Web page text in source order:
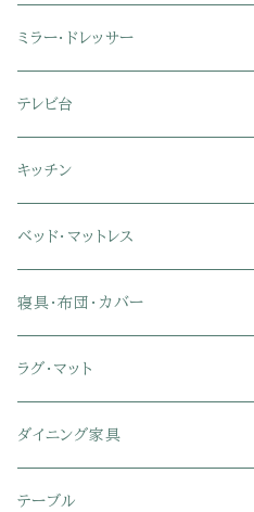
3人掛けソファ
フロアソファ・ローソファ
ソファベッド
カウチソファ・コーナーソファ
リクライニングソファ
スツール・オットマン
クッションソファ
革・レザー・合皮ソファ
2人掛け座椅子
リクライニング座椅子
肘付き座椅子
座椅子カバー
ポケットコイル座椅子
カラーボックス
本棚・書棚
衣類・タンス・チェスト
ハンガーラック
ラック・シェルフ
スチールラック・メタルラック
衣装ケース・壁面収納・ワードローブ
キャビネット・サイドボード
ミラー・ドレッサー
ドレッサー・鏡台
ミラー・スタンドミラー
テレビ台
壁面収納・ハイタイプテレビ台
ミドルタイプテレビ台
ロータイプテレビ台
コーナーテレビ台
伸縮テレビ台
テレビスタンド
キッチン
食器棚・キッチンボード
レンジ台
キッチンワゴン
キッチンカウンター
キッチンラック・冷蔵庫ラック
ベッド・マットレス
ローベッド
セミシングル
シングル
収納付きベッド
セミシングル
シングル
パネルベッド
セミシングル
すのこベッド
寝具・布団・カバー
掛け布団
敷き布団
布団セット
ラグ・マット
ラグ・カーペット
玄関マット
ダイニング家具
ダイニングテーブル
テーブル